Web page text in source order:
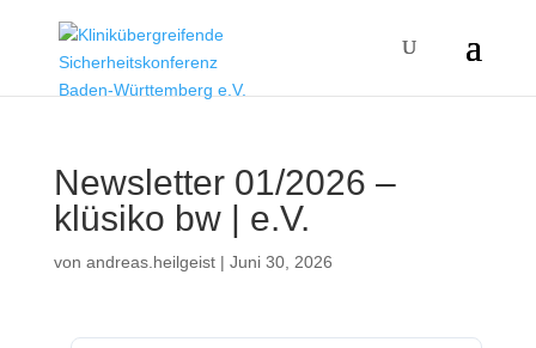
Newsletter 01/2026 –
klüsiko bw | e.V.
von andreas.heilgeist| Juni 30, 2026